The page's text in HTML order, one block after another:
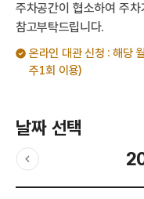
주차공간이 협소하여 주
참고부탁드립니다.
온라인 대관 신청 : 해당
주1회 이용)
날짜 선택
이전달
날짜 선택 달력입니다.